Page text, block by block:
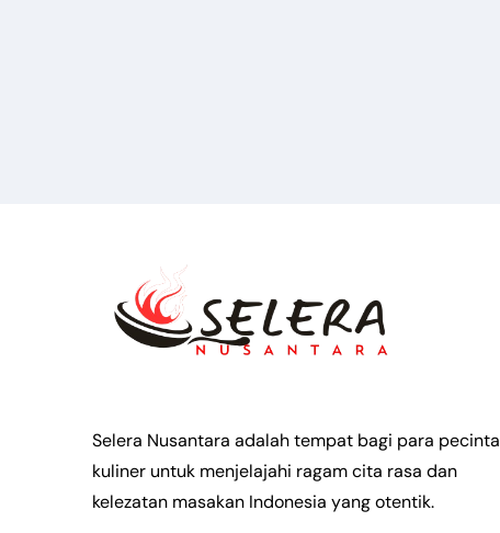
Selera Nusantara adalah tempat bagi para pecinta
kuliner untuk menjelajahi ragam cita rasa dan
kelezatan masakan Indonesia yang otentik.